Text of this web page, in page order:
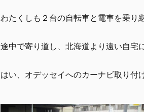
わたくしも２台の自転車と電車を乗り
途中で寄り道し、北海道より遠い自宅
はい、オデッセイへのカーナビ取り付